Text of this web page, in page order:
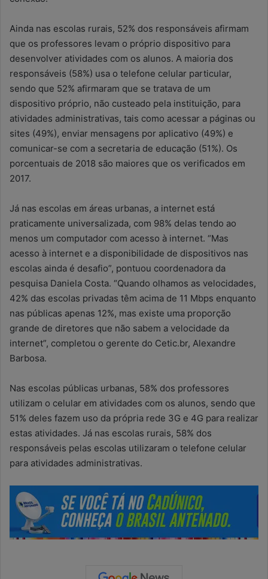
Ainda nas escolas rurais, 52% dos responsáveis afirmam
que os professores levam o próprio dispositivo para
desenvolver atividades com os alunos. A maioria dos
responsáveis (58%) usa o telefone celular particular,
sendo que 52% afirmaram que se tratava de um
dispositivo próprio, não custeado pela instituição, para
atividades administrativas, tais como acessar a páginas ou
sites (49%), enviar mensagens por aplicativo (49%) e
comunicar-se com a secretaria de educação (51%). Os
porcentuais de 2018 são maiores que os verificados em
2017.
Já nas escolas em áreas urbanas, a internet está
praticamente universalizada, com 98% delas tendo ao
menos um computador com acesso à internet. “Mas
acesso à internet e a disponibilidade de dispositivos nas
escolas ainda é desafio”, pontuou coordenadora da
pesquisa Daniela Costa. “Quando olhamos as velocidades,
42% das escolas privadas têm acima de 11 Mbps enquanto
nas públicas apenas 12%, mas existe uma proporção
grande de diretores que não sabem a velocidade da
internet”, completou o gerente do Cetic.br, Alexandre
Barbosa.
Nas escolas públicas urbanas, 58% dos professores
utilizam o celular em atividades com os alunos, sendo que
51% deles fazem uso da própria rede 3G e 4G para realizar
estas atividades. Já nas escolas rurais, 58% dos
responsáveis pelas escolas utilizaram o telefone celular
para atividades administrativas.